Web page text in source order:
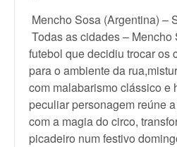
Mencho Sosa (Argentina) –
Todas as cidades –
futebol que decidiu trocar os
para o ambiente da
com malabarismo clássico e
peculiar personagem reúne
com a magia do circo,
picadeiro num festivo